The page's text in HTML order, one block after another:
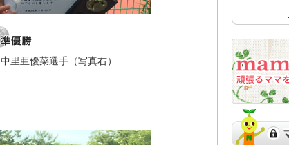
中里亜優菜選手（写真右）